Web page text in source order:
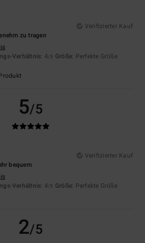
Verifizierter Kauf
zu tragen
Verhältnis: 4/5 Größe: Perfekte Größe
5/5
Verifizierter Kauf
bequem
Verhältnis: 4/5 Größe: Perfekte Größe
2/5